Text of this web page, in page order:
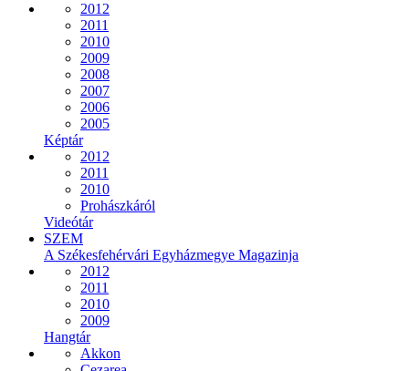
2012
2011
2010
2009
2008
2007
2006
2005
Képtár
2012
2011
2010
Prohászkáról
Videótár
SZEM
A Székesfehérvári Egyházmegye Magazinja
2012
2011
2010
2009
Hangtár
Akkon